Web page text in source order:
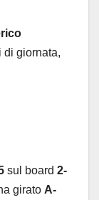
di giornata,
sul board 2-
girato A-